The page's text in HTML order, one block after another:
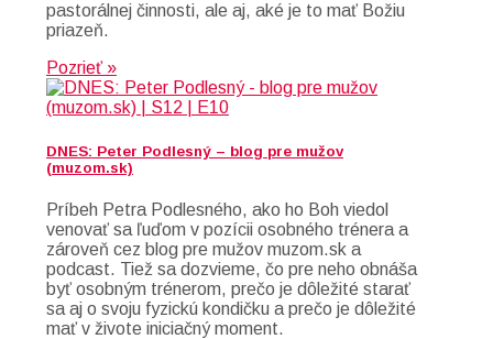
pastorálnej činnosti, ale aj, aké je to mať Božiu
priazeň.
Pozrieť »
DNES: Peter Podlesný – blog pre mužov
(muzom.sk)
Príbeh Petra Podlesného, ako ho Boh viedol
venovať sa ľuďom v pozícii osobného trénera a
zároveň cez blog pre mužov muzom.sk a
podcast. Tiež sa dozvieme, čo pre neho obnáša
byť osobným trénerom, prečo je dôležité starať
sa aj o svoju fyzickú kondičku a prečo je dôležité
mať v živote iniciačný moment.